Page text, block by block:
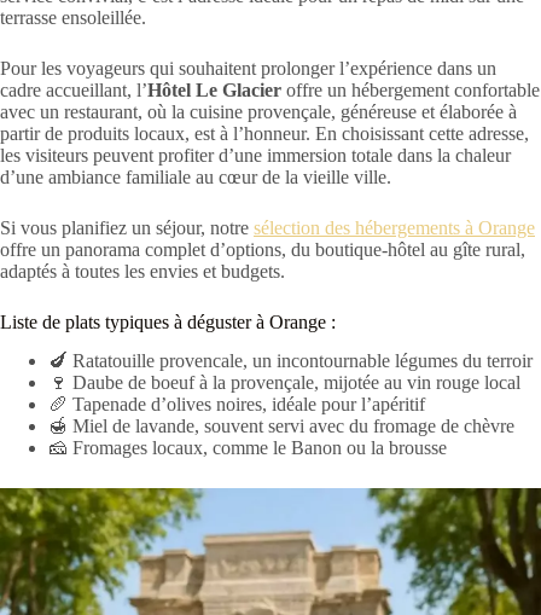
terrasse ensoleillée.
Pour les voyageurs qui souhaitent prolonger l’expérience dans un
cadre accueillant, l’Hôtel Le Glacier offre un hébergement confortable
avec un restaurant, où la cuisine provençale, généreuse et élaborée à
partir de produits locaux, est à l’honneur. En choisissant cette adresse,
les visiteurs peuvent profiter d’une immersion totale dans la chaleur
d’une ambiance familiale au cœur de la vieille ville.
Si vous planifiez un séjour, notre sélection des hébergements à Orange
offre un panorama complet d’options, du boutique-hôtel au gîte rural,
adaptés à toutes les envies et budgets.
Liste de plats typiques à déguster à Orange :
🍆 Ratatouille provencale, un incontournable légumes du terroir
🍷 Daube de boeuf à la provençale, mijotée au vin rouge local
🥖 Tapenade d’olives noires, idéale pour l’apéritif
🍯 Miel de lavande, souvent servi avec du fromage de chèvre
🧀 Fromages locaux, comme le Banon ou la brousse